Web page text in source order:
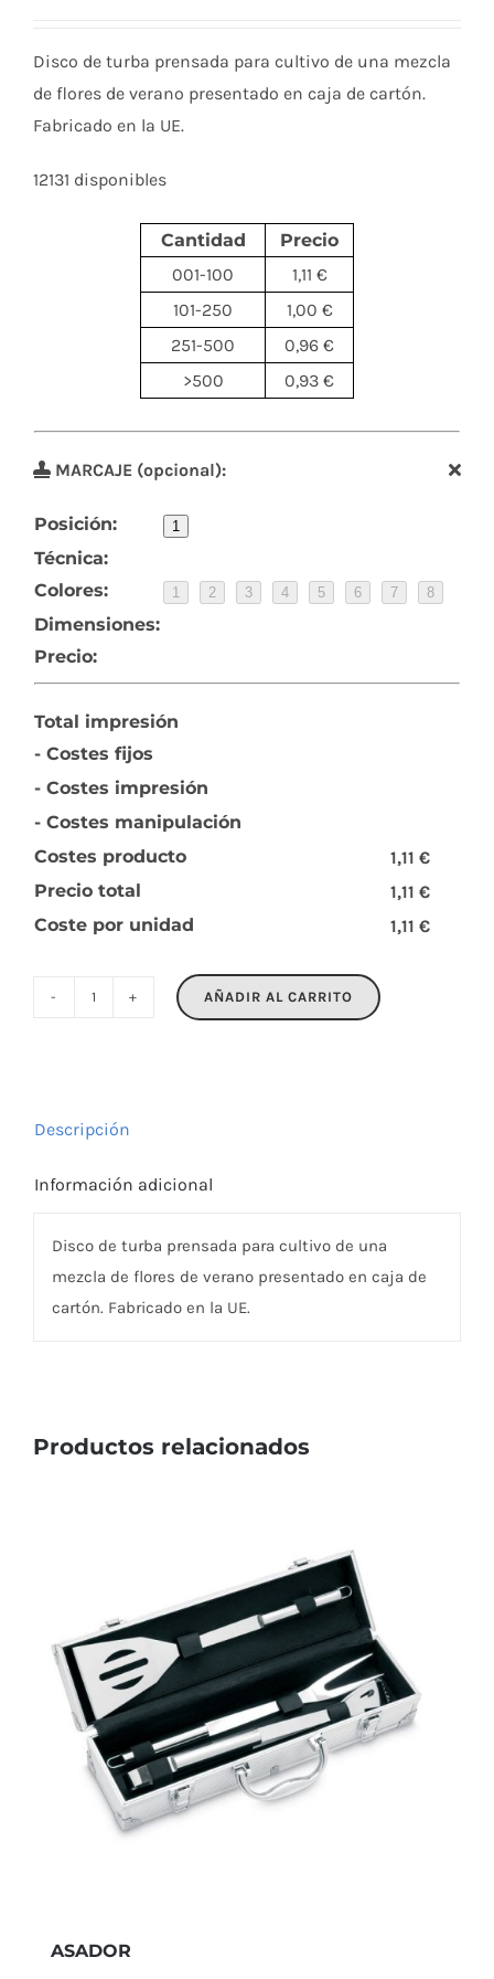
Disco de turba prensada para cultivo de una mezcla
de flores de verano presentado en caja de cartón.
Fabricado en la UE.
12131 disponibles
Cantidad
Precio
001-100
1,11 €
101-250
1,00 €
251-500
0,96 €
>500
0,93 €
MARCAJE (opcional):
Posición: 1
Técnica:
Colores:
1 2 3 4 5 6 7 8
Dimensiones:
Precio:
Total impresión
- Costes fijos
- Costes impresión
- Costes manipulación
Costes producto
1,11 €
Precio total
1,11 €
Coste por unidad
1,11 €
AÑADIR AL CARRITO
Descripción
Información adicional
Disco de turba prensada para cultivo de una
mezcla de flores de verano presentado en caja de
cartón. Fabricado en la UE.
Productos relacionados
ASADOR